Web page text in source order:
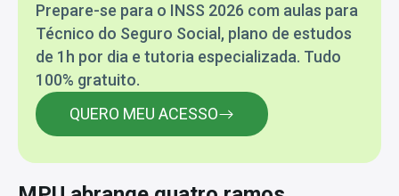
Prepare-se para o INSS 2026 com aulas para
Técnico do Seguro Social, plano de estudos
de 1h por dia e tutoria especializada. Tudo
100% gratuito.
QUERO MEU ACESSO